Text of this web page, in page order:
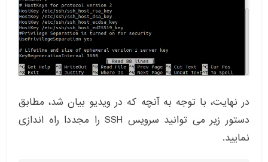
در نهایت، با توجه به آنچه که در ویدیو بیان شد، مطابق
دستور زیر می توانید سرویس SSH را مجددا راه اندازی
نمایید.